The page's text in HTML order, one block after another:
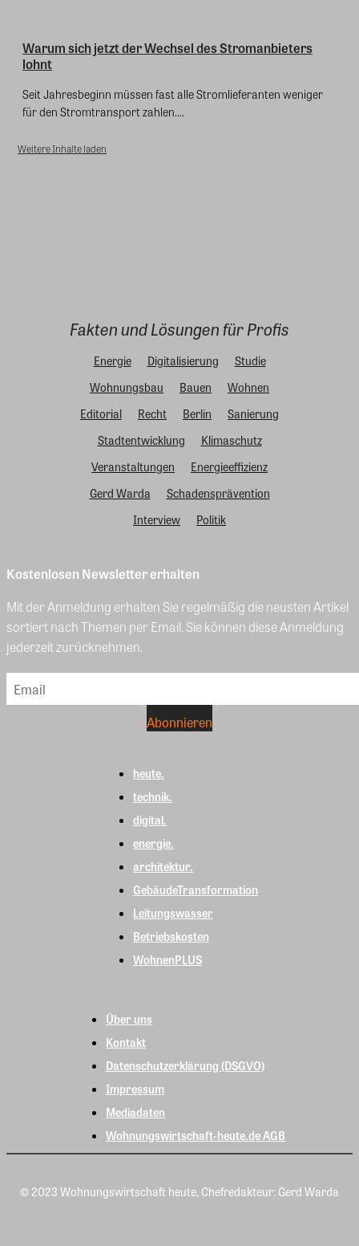
Warum sich jetzt der Wechsel des Stromanbieters
lohnt
Seit Jahresbeginn müssen fast alle Stromlieferanten weniger
für den Stromtransport zahlen....
Weitere Inhalte laden
Fakten und Lösungen für Profis
Energie Digitalisierung
Studie
Wohnungsbau
Bauen
Wohnen
Editorial
Recht Berlin
Sanierung
Stadtentwicklung
Klimaschutz
Veranstaltungen
Energieeffizienz
Gerd Warda
Schadensprävention
Interview
Politik
Kostenlosen Newsletter erhalten
Mit der Anmeldung erhalten Sie regelmäßig die neusten Artikel
sortiert nach Themen per Email. Sie können diese Anmeldung
jederzeit zurücknehmen.
heute.
technik.
digital.
energie.
architektur.
GebäudeTransformation
Leitungswasser
Betriebskosten
WohnenPLUS
Über uns
Kontakt
Datenschutzerklärung (DSGVO)
Impressum
Mediadaten
Wohnungswirtschaft-heute.de AGB
© 2023 Wohnungswirtschaft heute, Chefredakteur: Gerd Warda